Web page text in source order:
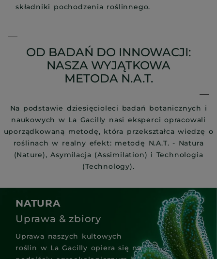
składniki pochodzenia roślinnego.
OD BADAŃ DO INNOWACJI:
NASZA WYJĄTKOWA
METODA N.A.T.
Na podstawie dziesięcioleci badań botanicznych i
naukowych w La Gacilly nasi eksperci opracowali
uporządkowaną metodę, która przekształca wiedzę o
roślinach w realny efekt: metodę N.A.T. - Natura
(Nature), Asymilacja (Assimilation) i Technologia
(Technology).
NATURA
Uprawa & zbiory
Uprawa naszych kultowych
roślin w La Gacilly opiera się na